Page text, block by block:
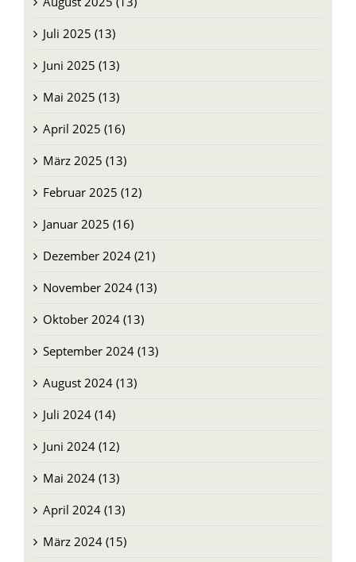
Juni 2025 (13)
Mai 2025 (13)
April 2025 (16)
März 2025 (13)
Februar 2025 (12)
Januar 2025 (16)
Dezember 2024 (21)
November 2024 (13)
Oktober 2024 (13)
September 2024 (13)
August 2024 (13)
Juli 2024 (14)
Juni 2024 (12)
Mai 2024 (13)
April 2024 (13)
März 2024 (15)
Februar 2024 (12)